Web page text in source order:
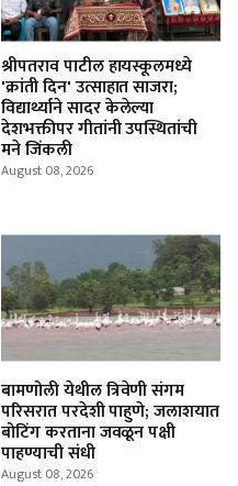
श्रीपतराव पाटील हायस्कूलमध्ये
'क्रांती दिन' उत्साहात साजरा;
विद्यार्थ्याने सादर केलेल्या
देशभक्तीपर गीतांनी उपस्थितांची
मने जिंकली
August 08, 2026
बामणोली येथील त्रिवेणी संगम
परिसरात परदेशी पाहुणे; जलाशयात
बोटिंग करताना जवळून पक्षी
पाहण्याची संधी
August 08, 2026